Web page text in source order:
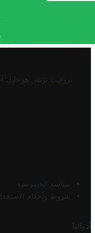
تروفيت تونس هو دليل
سياسة الخصوصية
شروط وأحكام
أدواتنا